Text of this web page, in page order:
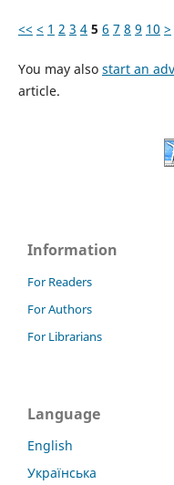
<< < 1 2 3 4 5 6 7 8 9 10 >
You may also start an
article.
Information
For Readers
For Authors
For Librarians
Language
English
Українська